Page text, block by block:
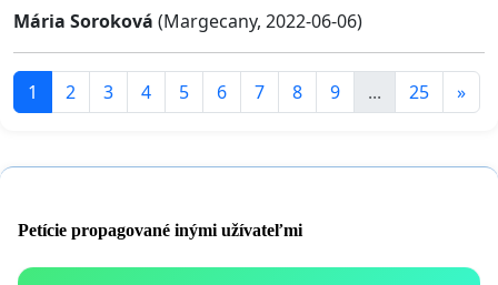
Mária Soroková (Margecany, 2022-06-06)
1 2 3 4 5 6 7 8 9 ... 25 »
Petície propagované inými užívateľmi